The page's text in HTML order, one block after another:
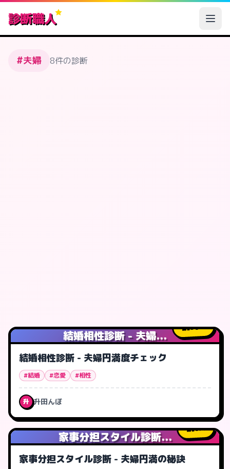
診断職人
#夫婦 8件の診断
結婚相性診断 - 夫婦...
30人
結婚相性診断 - 夫婦円満度チェック
#結婚 #恋愛 #相性
升 升田んぼ
家事分担スタイル診断...
0人
家事分担スタイル診断 - 夫婦円満の秘訣